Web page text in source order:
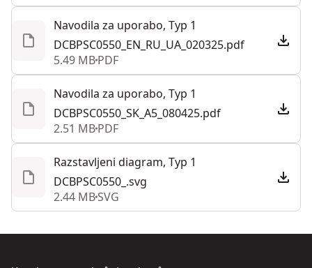
Navodila za uporabo, Typ 1
DCBPSC0550_EN_RU_UA_020325.pdf
5.49 MBPDF
Navodila za uporabo, Typ 1
DCBPSC0550_SK_A5_080425.pdf
2.51 MBPDF
Razstavljeni diagram, Typ 1
DCBPSC0550_.svg
2.44 MBSVG